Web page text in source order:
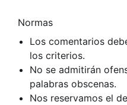
Normas
Los comentarios
los criterios.
No se admitirán
palabras obscenas.
Nos reservamos el